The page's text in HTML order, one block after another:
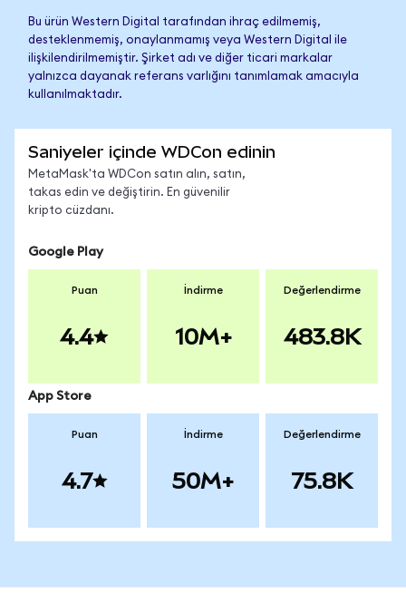
Bu ürün Western Digital tarafından ihraç edilmemiş,
desteklenmemiş, onaylanmamış veya Western Digital ile
ilişkilendirilmemiştir. Şirket adı ve diğer ticari markalar
yalnızca dayanak referans varlığını tanımlamak amacıyla
kullanılmaktadır.
Saniyeler içinde WDCon edinin
MetaMask'ta WDCon satın alın, satın,
takas edin ve değiştirin. En güvenilir
kripto cüzdanı.
Google Play
Puan
4.4
İndirme
10M+
Değerlendirme
483.8K
App Store
Puan
4.7
İndirme
50M+
Değerlendirme
75.8K